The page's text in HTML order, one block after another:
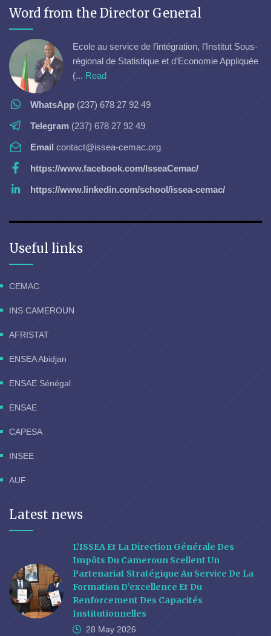
Word from the Director General
Ecole au service de l’intégration, l’Institut Sous-
régional de Statistique et d’Economie Appliquée
(... Read
WhatsApp (237) 678 27 92 49
Telegram (237) 678 27 92 49
Email contact@issea-cemac.org
https://www.facebook.com/IsseaCemac/
https://www.linkedin.com/school/issea-cemac/
Useful links
CEMAC
INS CAMEROUN
AFRISTAT
ENSEA Abidjan
ENSAE Sénégal
ENSAE
CAPESA
INSEE
AUF
Latest news
L’ISSEA Et La Direction Générale Des
Impôts Du Cameroun Scellent Un
Partenariat Stratégique Au Service De La
Formation D’excellence Et Du
Renforcement Des Capacités
Institutionnelles
28 May 2026